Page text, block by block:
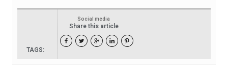
Social media
Share this article
    
TAGS: